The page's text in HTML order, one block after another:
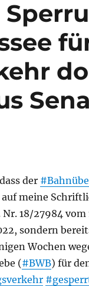
der
meine
Nr. 18/27984
sondern
Wochen
(#BWB) für